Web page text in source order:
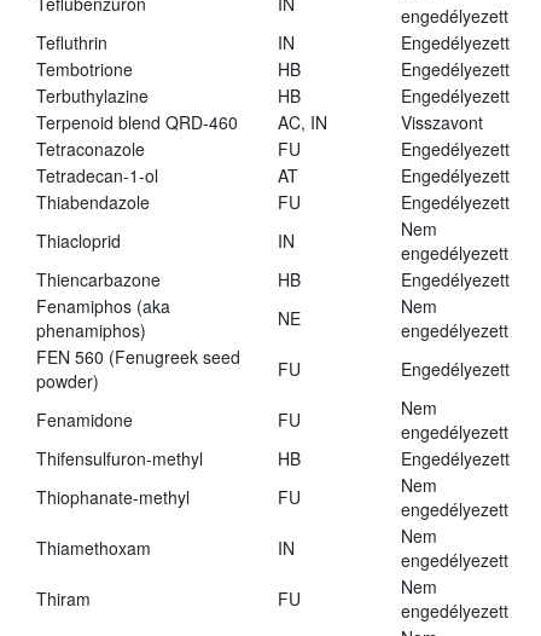
engedélyezett
Tefluthrin
IN
Engedélyezett
Tembotrione
HB
Engedélyezett
Terbuthylazine
HB
Engedélyezett
Terpenoid blend QRD-460
AC, IN
Visszavont
Tetraconazole
FU
Engedélyezett
Tetradecan-1-ol
AT
Engedélyezett
Thiabendazole
FU
Engedélyezett
Thiacloprid
IN
Nem
engedélyezett
Thiencarbazone
HB
Engedélyezett
Fenamiphos (aka
phenamiphos)
NE
Nem
engedélyezett
FEN 560 (Fenugreek seed
powder)
FU Engedélyezett
Fenamidone FU
Nem
engedélyezett
Thifensulfuron-methyl
HB
Engedélyezett
Thiophanate-methyl
FU
Nem
engedélyezett
Thiamethoxam
IN
Nem
engedélyezett
Thiram
FU
Nem
engedélyezett